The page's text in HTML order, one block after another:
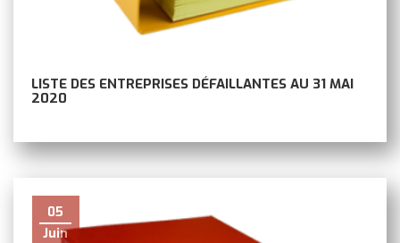
LISTE DES ENTREPRISES DÉFAILLANTES AU 31 MAI
2020
05
Juin